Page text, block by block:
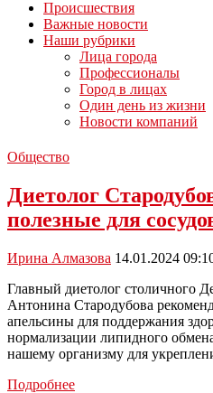
Происшествия
Важные новости
Наши рубрики
Лица города
Профессионалы
Город в лицах
Один день из жизни
Новости компаний
Общество
Диетолог
полезные для
Ирина Алмазова 14.01.2024
Главный диетолог столичного
Антонина Стародубова
апельсины для поддержания
нормализации липидного
нашему организму для
ПодробнееДиетолог